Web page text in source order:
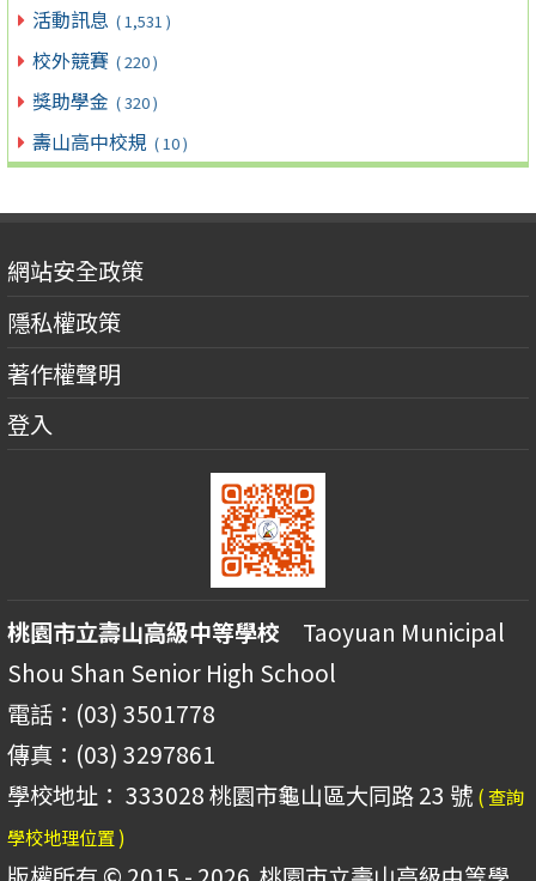
活動訊息 ( 1,531 )
校外競賽 ( 220 )
獎助學金 ( 320 )
壽山高中校規 ( 10 )
網站安全政策
隱私權政策
著作權聲明
登入
桃園市立壽山高級中等學校 Taoyuan Municipal
Shou Shan Senior High School
電話：(03) 3501778
傳真：(03) 3297861
學校地址： 333028 桃園市龜山區大同路 23 號 ( 查詢
學校地理位置 )